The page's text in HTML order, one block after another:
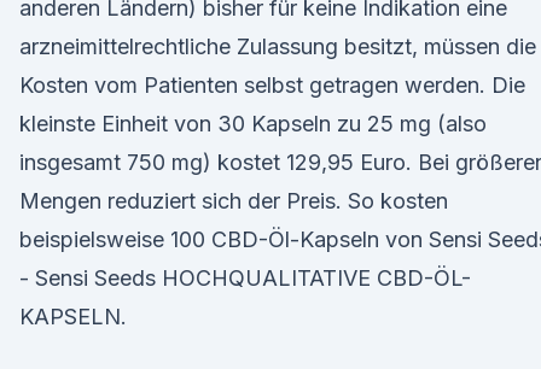
anderen Ländern) bisher für keine Indikation eine
arzneimittelrechtliche Zulassung besitzt, müssen die
Kosten vom Patienten selbst getragen werden. Die
kleinste Einheit von 30 Kapseln zu 25 mg (also
insgesamt 750 mg) kostet 129,95 Euro. Bei
Mengen reduziert sich der Preis. So kosten
beispielsweise 100 CBD-Öl-Kapseln von Sensi
- Sensi Seeds HOCHQUALITATIVE CBD-ÖL-
KAPSELN.